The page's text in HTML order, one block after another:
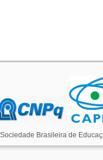
Sociedade Brasileira de